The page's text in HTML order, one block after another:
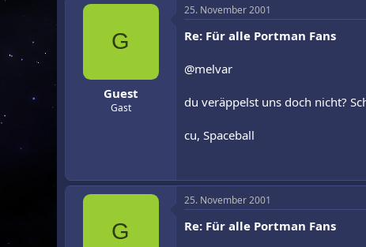
G
Guest
Gast
25. November 2001
Re: Für alle Portman Fans
@melvar
du veräppelst uns doch nicht?
cu, Spaceball
G
25. November 2001
Re: Für alle Portman Fans